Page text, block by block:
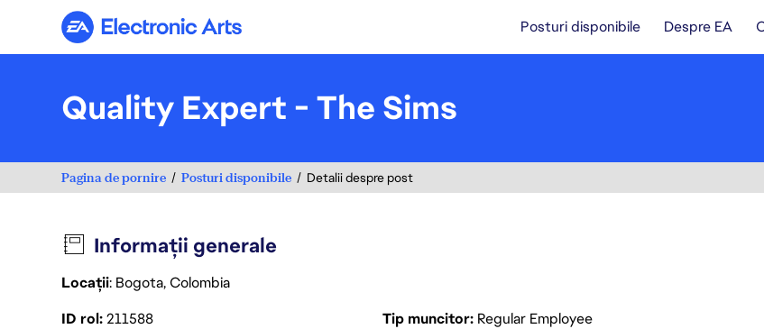
Electronic Arts Posturi disponibile Despre EA
Quality Expert - The Sims
Pagina de pornire Posturi disponibile Detalii despre post
Informații generale
Locații: Bogota, Colombia
ID rol211588 Tip muncitor Regular Employee